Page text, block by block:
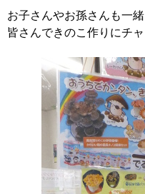
お子さんやお孫さんも一
皆さんできのこ作りにチ